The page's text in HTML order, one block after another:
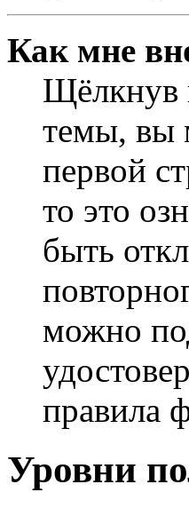
Как мне
Щёлкнув
темы, вы
первой
то это
быть
можно
правила
Уровни